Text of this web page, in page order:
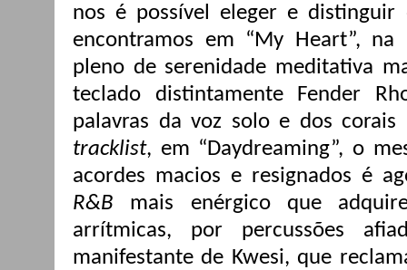
nos é possível eleger e
encontramos em “My Heart”,
pleno de serenidade meditativa
teclado distintamente Fender
palavras da voz solo e dos
tracklist, em “Daydreaming”, o
acordes macios e resignados é
R&B mais enérgico que
arrítmicas, por percussões
manifestante de Kwesi, que